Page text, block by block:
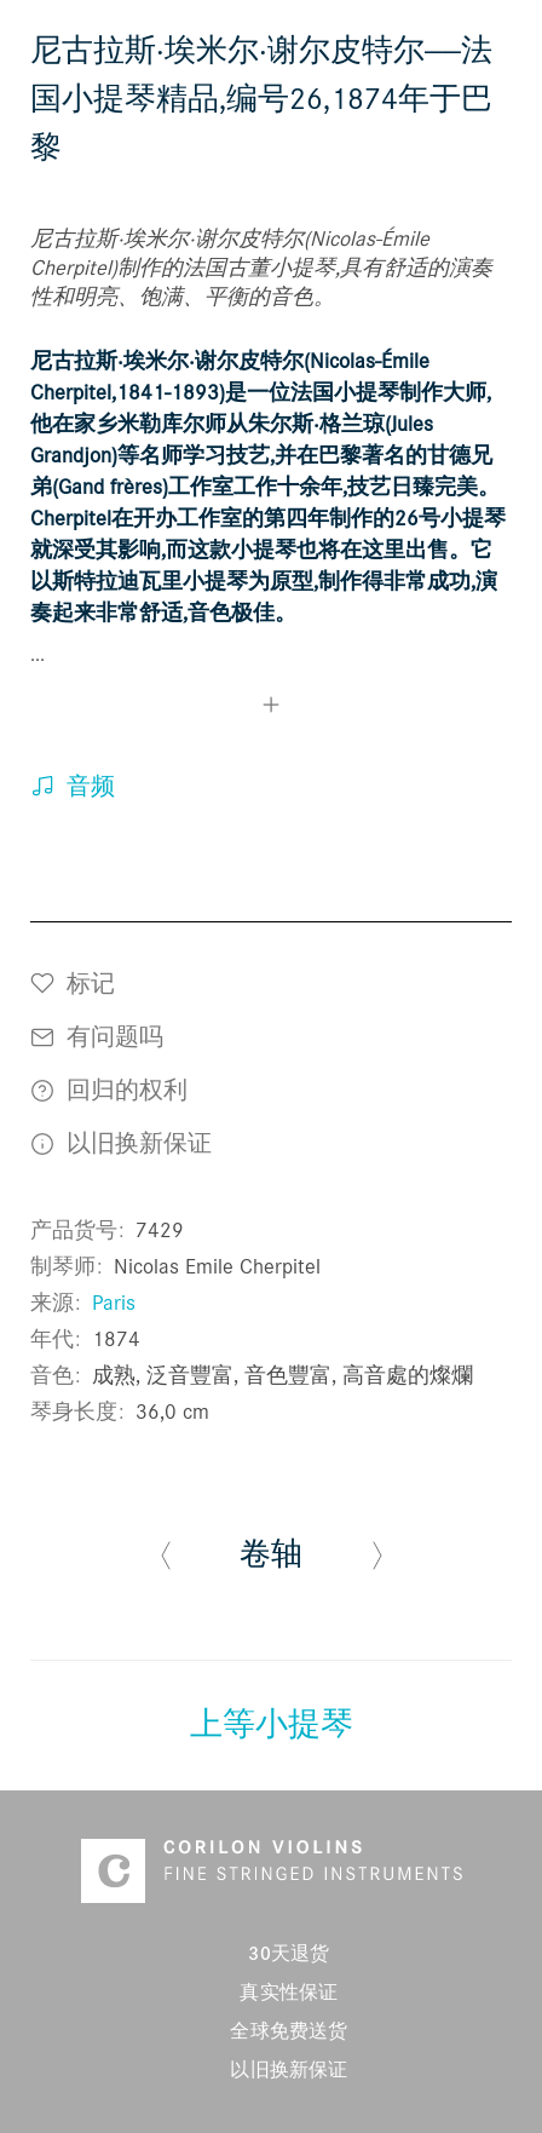
尼古拉斯·埃米尔·谢尔皮特尔——法
国小提琴精品,编号26,1874年于巴
黎
尼古拉斯·埃米尔·谢尔皮特尔(Nicolas-Émile
Cherpitel)制作的法国古董小提琴,具有舒适的演奏
性和明亮、饱满、平衡的音色。
尼古拉斯·埃米尔·谢尔皮特尔(Nicolas-Émile
Cherpitel,1841-1893)是一位法国小提琴制作大师,
他在家乡米勒库尔师从朱尔斯·格兰琼(Jules
Grandjon)等名师学习技艺,并在巴黎著名的甘德兄
弟(Gand frères)工作室工作十余年,技艺日臻完美。
Cherpitel在开办工作室的第四年制作的26号小提琴
就深受其影响,而这款小提琴也将在这里出售。它
以斯特拉迪瓦里小提琴为原型,制作得非常成功,演
奏起来非常舒适,音色极佳。
...
音频
标记
有问题吗
回归的权利
以旧换新保证
产品货号 7429
制琴师 Nicolas Emile Cherpitel
来源 Paris
年代
1874
音色 成熟, 泛音豐富, 音色豐富, 高音處的燦爛
琴身长度 36,0 cm
卷轴
上等小提琴
30天退货
真实性保证
全球免费送货
以旧换新保证